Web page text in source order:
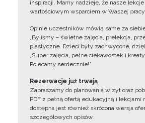
inspiracji. Mamy nadzieję, że nasze
wartościowym wsparciem w Waszej
Opinie uczestników mówią same za
„Byliśmy – świetne zajęcia, prelekcja,
plastyczne. Dzieci były zachwycone,
„Super zajęcia, pełne ciekawostek i
Polecamy serdecznie!”
Rezerwacje już trwają
Zapraszamy do planowania wizyt oraz
PDF z pełną ofertą edukacyjną i lekcjami
dostępna jest również skrócona wersja
szczegółowych opisów.